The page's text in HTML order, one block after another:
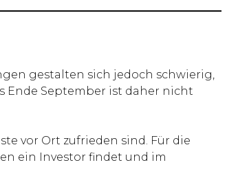
gestalten sich jedoch schwierig,
Ende September ist daher nicht
vor Ort zufrieden sind. Für die
ein Investor findet und im